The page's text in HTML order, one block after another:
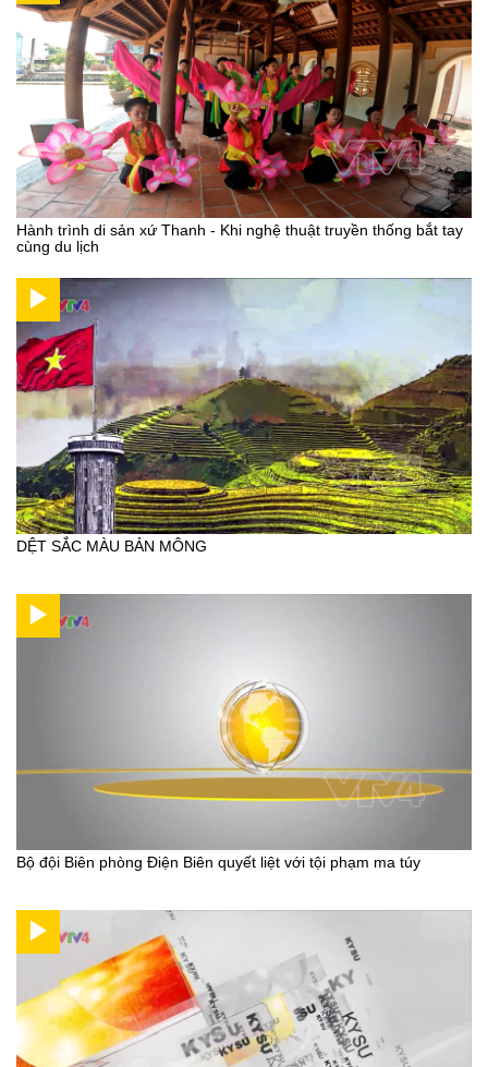
Hành trình di sản xứ Thanh - Khi nghệ thuật truyền thống bắt tay
cùng du lịch
DỆT SẮC MÀU BẢN MÔNG
Bộ đội Biên phòng Điện Biên quyết liệt với tội phạm ma túy